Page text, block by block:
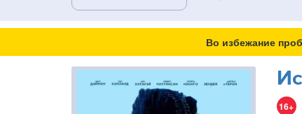
Во избежание
16+